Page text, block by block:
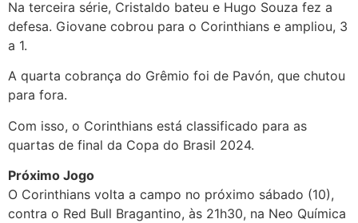
Na terceira série, Cristaldo bateu e Hugo Souza fez a
defesa. Giovane cobrou para o Corinthians e ampliou, 3
a 1.
A quarta cobrança do Grêmio foi de Pavón, que chutou
para fora.
Com isso, o Corinthians está classificado para as
quartas de final da Copa do Brasil 2024.
Próximo Jogo
O Corinthians volta a campo no próximo sábado (10),
contra o Red Bull Bragantino, às 21h30, na Neo Química